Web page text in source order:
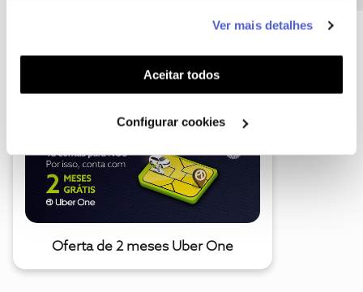
funcionalidades (cookies de personalização e
funcionalidade) e adaptar anúncios aos seus interesses
(cookies de publicidade personalizada). Pode gerir a
utilização dos cookies clicando em "Configurar
Ver mais detalhes
Aceitar todos
Configurar cookies
A poupança que COMBINA
Oferta de 2 meses Uber One